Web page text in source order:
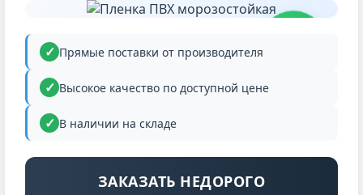
Прямые поставки от производителя
Высокое качество по доступной цене
В наличии на складе
ЗАКАЗАТЬ НЕДОРОГО